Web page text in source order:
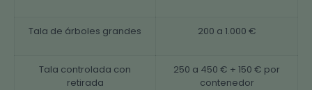
Tala de árboles grandes 200 a 1.000 €
Tala controlada con
retirada
250 a 450 € + 150 € por
contenedor